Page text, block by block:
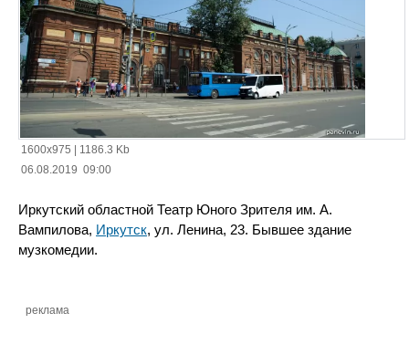
1600x975
1186.3 Kb
06.08.2019 09:00
Иркутский областной Театр Юного Зрителя им. А.
Вампилова, Иркутск, ул. Ленина, 23. Бывшее здание
музкомедии.
реклама